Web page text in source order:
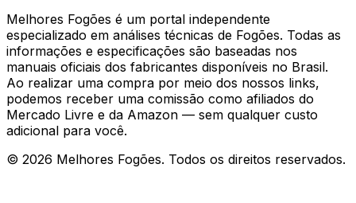
Melhores Fogões é um portal independente
especializado em análises técnicas de Fogões. Todas as
informações e especificações são baseadas nos
manuais oficiais dos fabricantes disponíveis no Brasil.
Ao realizar uma compra por meio dos nossos links,
podemos receber uma comissão como afiliados do
Mercado Livre e da Amazon — sem qualquer custo
adicional para você.
© 2026 Melhores Fogões. Todos os direitos reservados.